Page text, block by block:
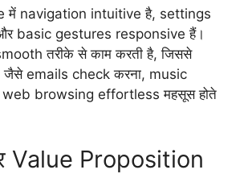
में navigation intuitive है, settings
basic gestures responsive हैं।
तरीके से काम करती है, जिससे
जैसे emails check करना, music
browsing effortless महसूस होते
Value Proposition